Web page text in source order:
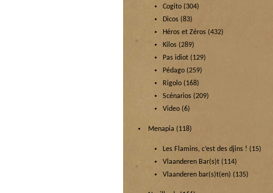
Cogito (304)
Dicos (83)
Héros et Zéros (432)
Kilos (289)
Pas idiot (129)
Pédago (259)
Rigolo (168)
Scénarios (209)
Video (6)
Menapia (118)
Les Flamins, c’est des djins ! (15)
Vlaanderen Bar(s)t (114)
Vlaanderen bar(s)t(en) (135)